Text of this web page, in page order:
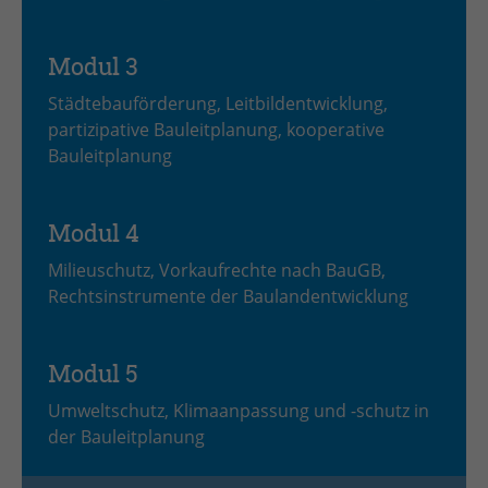
Modul 3
Städtebauförderung, Leitbildentwicklung,
partizipative Bauleitplanung, kooperative
Bauleitplanung
Modul 4
Milieuschutz, Vorkaufrechte nach BauGB,
Rechtsinstrumente der Baulandentwicklung
Modul 5
Umweltschutz, Klimaanpassung und -schutz in
der Bauleitplanung